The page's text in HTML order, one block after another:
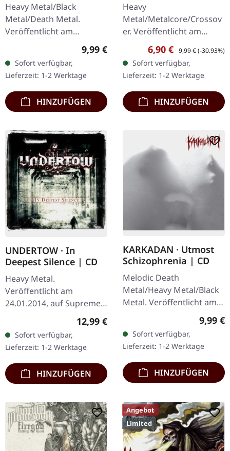
Heavy Metal/Black
Metal/Death Metal.
Veröffentlicht am
19.01.2002, auf Supreme
Chaos Records. CD im
Jewelcase. Neuauflage mit
neuem Artwork,…
Regulärer Preis:
9,99 €
Sofort verfügbar,
Lieferzeit: 1-2 Werktage
HINZUFÜGEN
Heavy
Metal/Metalcore/Crossov
er. Veröffentlicht am
08.02.2008, auf Supreme
Chaos Records. CD im
Jewelcase mit 12-seitigem
Booklet. Subterfuge
Carver…
Verkaufspreis:
6,90 € Regulärer Preis:
9,99 €(-30.93%)
Sofort verfügbar,
Lieferzeit: 1-2 Werktage
HINZUFÜGEN
UNDERTOW · In
Deepest Silence | CD
Heavy Metal.
Veröffentlicht am
24.01.2014, auf Supreme
Chaos Records. CD im
Jewelcase. Heavy wie
Hölle und dennoch
abwechslungsreich. Das
neue Album…
Regulärer Preis:
12,99 €
Sofort verfügbar,
Lieferzeit: 1-2 Werktage
HINZUFÜGEN
KARKADAN · Utmost
Schizophrenia | CD
Melodic Death
Metal/Heavy Metal/Black
Metal. Veröffentlicht am
08.03.2004, auf Supreme
Chaos Records. CD im
Jewelcase mit 16-seitigem
Booklet.…
9,99 €
Sofort verfügbar,
Lieferzeit: 1-2 Werktage
HINZUFÜGEN
Angebot
Limited